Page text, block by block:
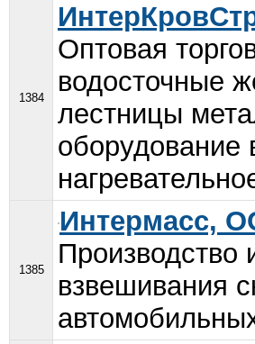
1384
Оптовая
водосточные
лестницы
оборудование
1385
Интермасс,
Производство
взвешивания